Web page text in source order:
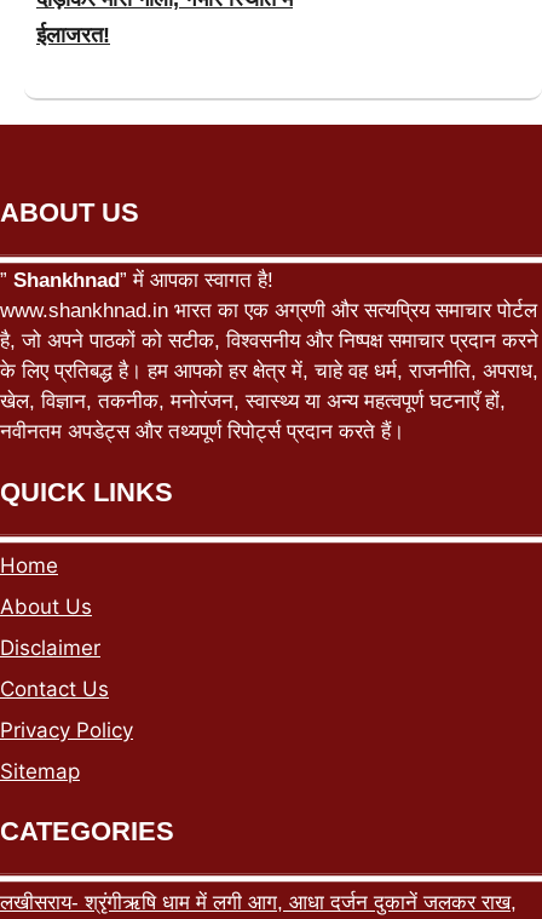
ईलाजरत!
ABOUT US
” Shankhnad” में आपका स्वागत है!
www.shankhnad.in भारत का एक अग्रणी और सत्यप्रिय समाचार पोर्टल
है, जो अपने पाठकों को सटीक, विश्वसनीय और निष्पक्ष समाचार प्रदान करने
के लिए प्रतिबद्ध है। हम आपको हर क्षेत्र में, चाहे वह धर्म, राजनीति, अपराध,
खेल, विज्ञान, तकनीक, मनोरंजन, स्वास्थ्य या अन्य महत्वपूर्ण घटनाएँ हों,
नवीनतम अपडेट्स और तथ्यपूर्ण रिपोर्ट्स प्रदान करते हैं।
QUICK LINKS
Home
About Us
Disclaimer
Contact Us
Privacy Policy
Sitemap
CATEGORIES
लखीसराय- श्रृंगीऋषि धाम में लगी आग, आधा दर्जन दुकानें जलकर राख,